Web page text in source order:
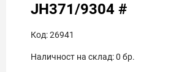
JH371/9304 #
Код:26941
Наличност на склад:0 бр.